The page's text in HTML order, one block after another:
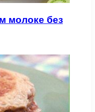
молоке без